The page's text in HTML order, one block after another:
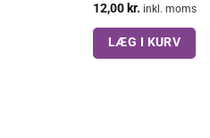
12,00 kr. inkl. moms
LÆG I KURV